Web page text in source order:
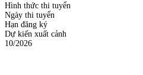
Hình thức thi tuyển
Ngày thi tuyển
Hạn đăng ký
Dự kiến xuất cảnh
10/2026